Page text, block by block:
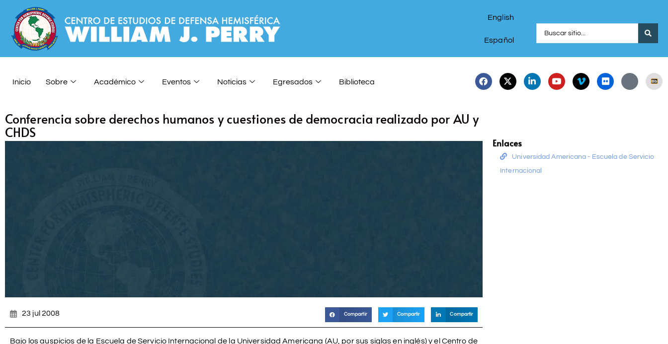
English
Español
Inicio Sobre Académico Eventos Noticias Egresados Biblioteca
Conferencia sobre derechos humanos y cuestiones de democracia realizado por AU y
CHDS
23 jul 2008 Compartir Compartir Compartir
Bajo los auspicios de la Escuela de Servicio Internacional de la Universidad Americana (AU, por sus siglas en inglés) y el Centro de
Enlaces
Universidad Americana - Escuela de Servicio
Internacional